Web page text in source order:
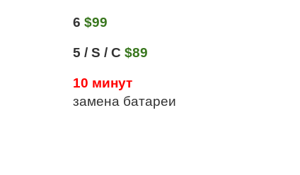
6 $99
5 / S / C $89
10 минут
замена батареи